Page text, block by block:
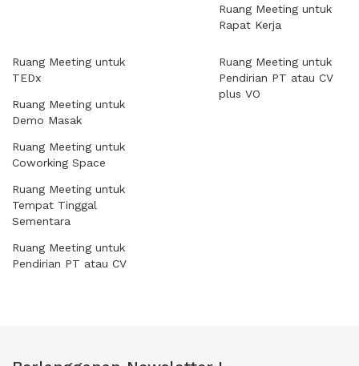
Ruang Meeting untuk
Rapat Kerja
Ruang Meeting untuk
TEDx
Ruang Meeting untuk
Demo Masak
Ruang Meeting untuk
Coworking Space
Ruang Meeting untuk
Tempat Tinggal
Sementara
Ruang Meeting untuk
Pendirian PT atau CV
Ruang Meeting untuk
Pendirian PT atau CV
plus VO